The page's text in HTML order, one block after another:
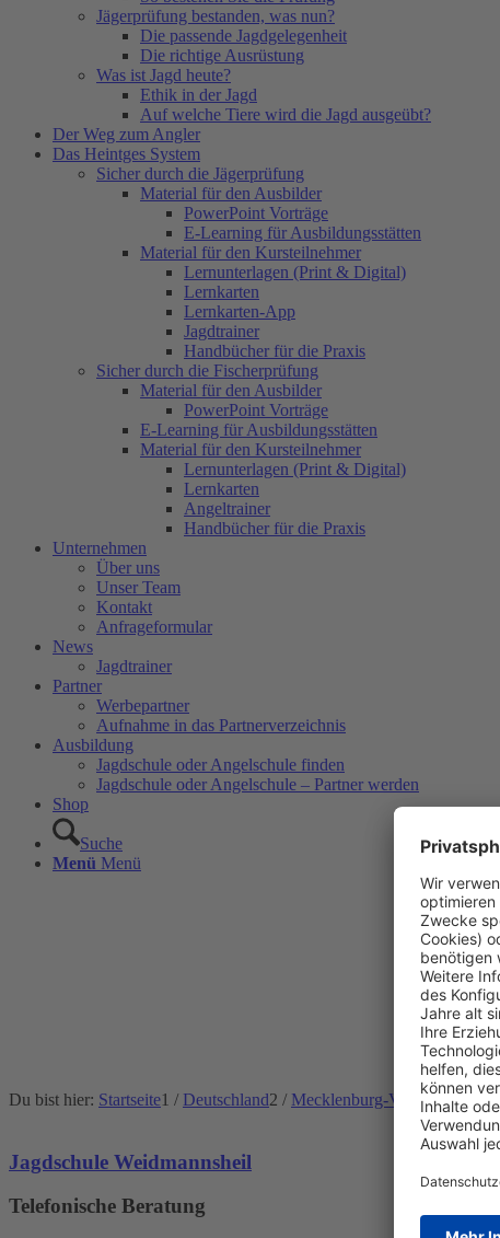
Jägerprüfung bestanden, was nun?
Die passende Jagdgelegenheit
Die richtige Ausrüstung
Was ist Jagd heute?
Ethik in der Jagd
Auf welche Tiere wird die Jagd ausgeübt?
Der Weg zum Angler
Das Heintges System
Sicher durch die Jägerprüfung
Material für den Ausbilder
PowerPoint Vorträge
E-Learning für Ausbildungsstätten
Material für den Kursteilnehmer
Lernunterlagen (Print & Digital)
Lernkarten
Lernkarten-App
Jagdtrainer
Handbücher für die Praxis
Sicher durch die Fischerprüfung
Material für den Ausbilder
PowerPoint Vorträge
E-Learning für Ausbildungsstätten
Material für den Kursteilnehmer
Lernunterlagen (Print & Digital)
Lernkarten
Angeltrainer
Handbücher für die Praxis
Unternehmen
Über uns
Unser Team
Kontakt
Anfrageformular
News
Jagdtrainer
Partner
Werbepartner
Aufnahme in das Partnerverzeichnis
Ausbildung
Jagdschule oder Angelschule finden
Jagdschule oder Angelschule – Partner werden
Shop
Suche
Menü Menü
Du bist hier: Startseite1 / Deutschland2 / Mecklenburg-Vorpommern3 /
Jagdschule Weidmannsheil
Telefonische Beratung